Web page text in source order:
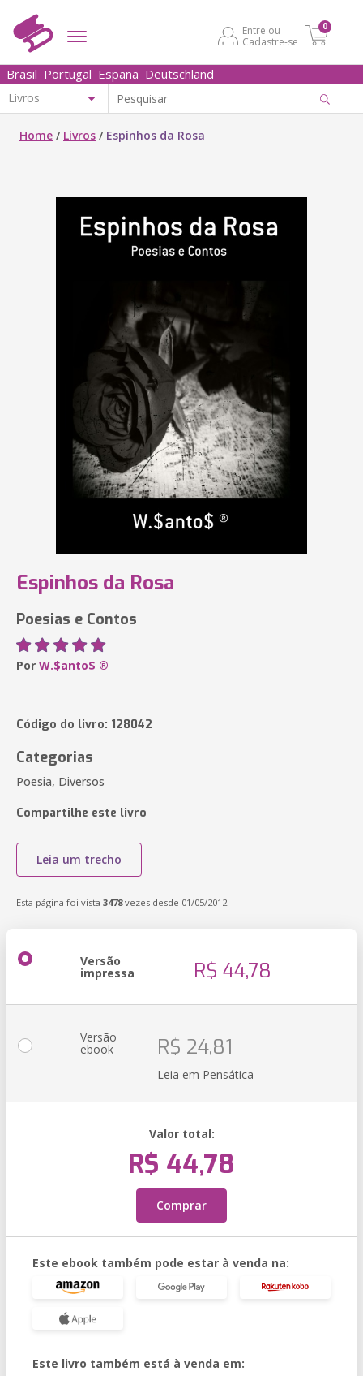
Entre ou
Cadastre-se
0
Brasil Portugal España Deutschland
Home / Livros / Espinhos da Rosa
Espinhos da Rosa
Poesias e Contos
Por W.$anto$ ®
Código do livro: 128042
Categorias
Poesia, Diversos
Compartilhe este livro
Leia um trecho
Esta página foi vista 3478vezes desde 01/05/2012
Versão
impressa R$ 44,78
Versão
ebook R$ 24,81
Leia em Pensática
Valor total:
R$ 44,78
Comprar
Este ebook também pode estar à venda na:
Este livro também está à venda em: